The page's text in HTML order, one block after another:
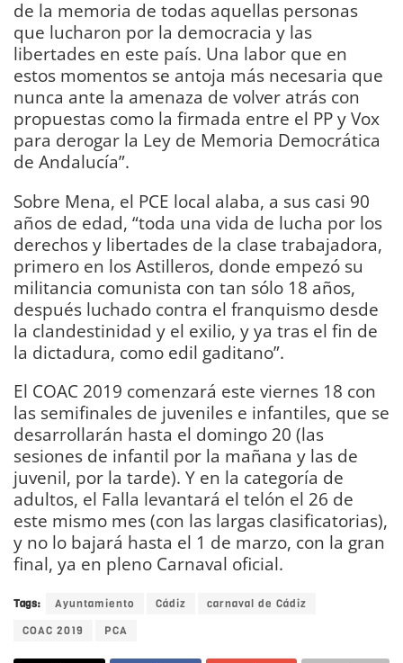
de la memoria de todas aquellas personas
que lucharon por la democracia y las
libertades en este país. Una labor que en
estos momentos se antoja más necesaria que
nunca ante la amenaza de volver atrás con
propuestas como la firmada entre el PP y Vox
para derogar la Ley de Memoria Democrática
de Andalucía”.
Sobre Mena, el PCE local alaba, a sus casi 90
años de edad, “toda una vida de lucha por los
derechos y libertades de la clase trabajadora,
primero en los Astilleros, donde empezó su
militancia comunista con tan sólo 18 años,
después luchado contra el franquismo desde
la clandestinidad y el exilio, y ya tras el fin de
la dictadura, como edil gaditano”.
El COAC 2019 comenzará este viernes 18 con
las semifinales de juveniles e infantiles, que se
desarrollarán hasta el domingo 20 (las
sesiones de infantil por la mañana y las de
juvenil, por la tarde). Y en la categoría de
adultos, el Falla levantará el telón el 26 de
este mismo mes (con las largas clasificatorias),
y no lo bajará hasta el 1 de marzo, con la gran
final, ya en pleno Carnaval oficial.
Tags: Ayuntamiento Cádiz
carnaval de Cádiz
COAC 2019
PCA